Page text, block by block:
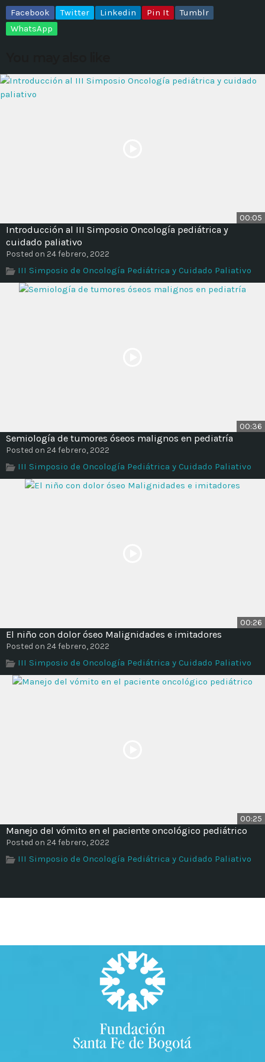
MOST UPVOTED
DESIGN ADMINISTRATOR
Validating Enterprise
Architectures In The Current
Time
Facebook
Twitter Linkedin Pin It
Tumblr
WhatsApp
00:05
Introducción al III Simposio Oncología pediátrica y
cuidado paliativo
Posted on 24 febrero, 2022
III Simposio de Oncología Pediátrica y Cuidado Paliativo
00:36
Semiología de tumores óseos malignos en pediatría
Posted on 24 febrero, 2022
III Simposio de Oncología Pediátrica y Cuidado Paliativo
00:26
El niño con dolor óseo Malignidades e imitadores
Posted on 24 febrero, 2022
III Simposio de Oncología Pediátrica y Cuidado Paliativo
00:25
Manejo del vómito en el paciente oncológico pediátrico
Posted on 24 febrero, 2022
III Simposio de Oncología Pediátrica y Cuidado Paliativo